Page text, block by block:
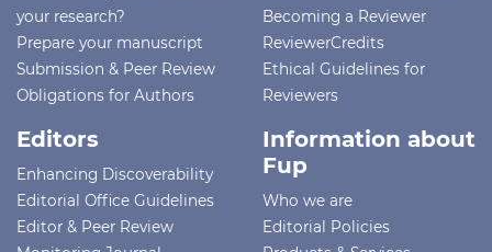
your research?
Prepare your manuscript
Submission & Peer Review
Obligations for Authors
Becoming a Reviewer
ReviewerCredits
Ethical Guidelines for
Reviewers
Editors
Enhancing Discoverability
Editorial Office Guidelines
Editor & Peer Review
Information about
Fup
Who we are
Editorial Policies